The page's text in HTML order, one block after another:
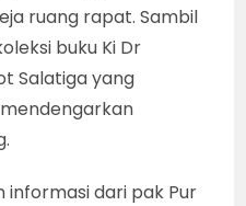
ruang rapat. Sambil
buku Ki Dr
Salatiga yang
informasi dari pak Pur